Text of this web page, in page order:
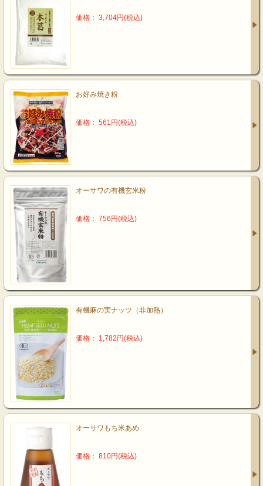
価格： 3,704円(税込)
お好み焼き粉
価格： 561円(税込)
オーサワの有機玄米粉
価格： 756円(税込)
有機麻の実ナッツ（非加熱）
価格： 1,782円(税込)
オーサワもち米あめ
価格： 810円(税込)